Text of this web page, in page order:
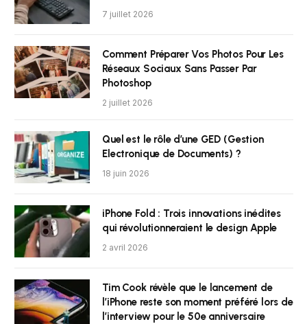
7 juillet 2026
Comment Préparer Vos Photos Pour Les
Réseaux Sociaux Sans Passer Par
Photoshop
2 juillet 2026
Quel est le rôle d’une GED (Gestion
Electronique de Documents) ?
18 juin 2026
iPhone Fold : Trois innovations inédites
qui révolutionneraient le design Apple
2 avril 2026
Tim Cook révèle que le lancement de
l’iPhone reste son moment préféré lors de
l’interview pour le 50e anniversaire